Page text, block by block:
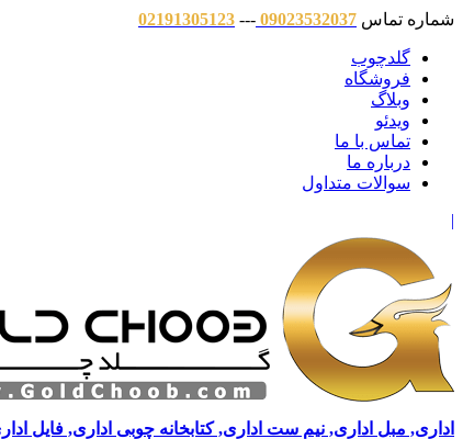
شماره تماس 09023532037
---
02191305123
گلدچوب
فروشگاه
وبلاگ
ویدئو
تماس با ما
درباره ما
سوالات متداول
|
اداری, مبل اداری, نیم ست اداری, کتابخانه چوبی اداری, فایل